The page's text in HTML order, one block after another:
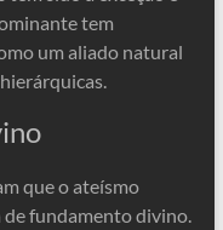
tem
um aliado natural
que o ateísmo
fundamento divino.